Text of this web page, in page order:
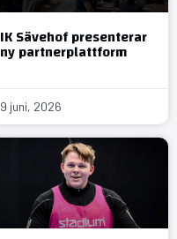
IK Sävehof presenterar
ny partnerplattform
9 juni, 2026